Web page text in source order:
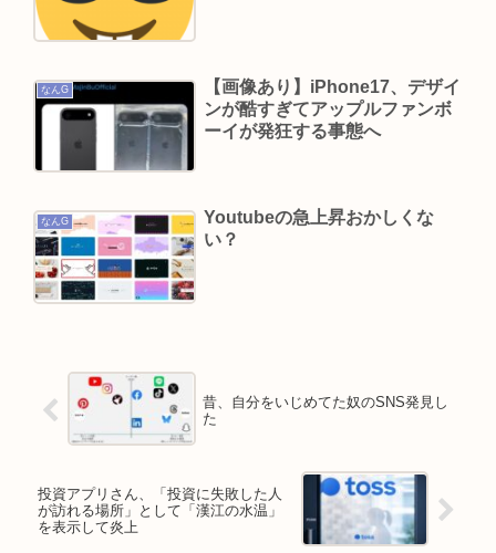
なんG
【画像あり】iPhone17、デザイ
ンが酷すぎてアップルファンボ
ーイが発狂する事態へ
なんG
Youtubeの急上昇おかしくな
い？
昔、自分をいじめてた奴のSNS発見し
た
投資アプリさん、「投資に失敗した人
が訪れる場所」として「漢江の水温」
を表示して炎上